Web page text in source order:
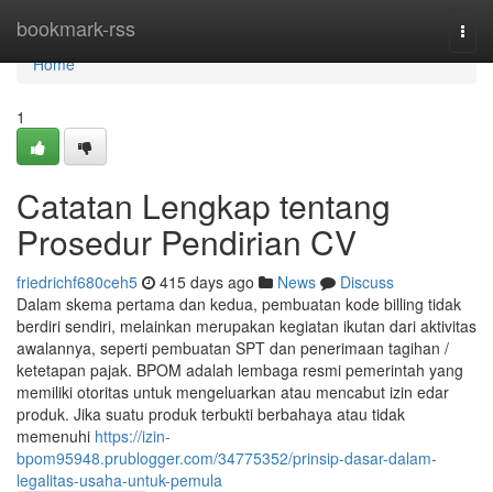
bookmark-rss
Home
Home
1
Catatan Lengkap tentang
Prosedur Pendirian CV
friedrichf680ceh5 415 days ago News
Discuss
Dalam skema pertama dan kedua, pembuatan kode billing tidak
berdiri sendiri, melainkan merupakan kegiatan ikutan dari aktivitas
awalannya, seperti pembuatan SPT dan penerimaan tagihan /
ketetapan pajak. BPOM adalah lembaga resmi pemerintah yang
memiliki otoritas untuk mengeluarkan atau mencabut izin edar
produk. Jika suatu produk terbukti berbahaya atau tidak
memenuhi https://izin-
bpom95948.prublogger.com/34775352/prinsip-dasar-dalam-
legalitas-usaha-untuk-pemula